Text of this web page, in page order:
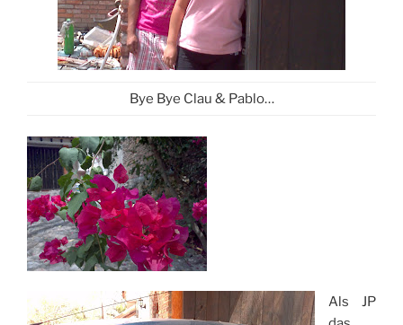
Bye Bye Clau & Pablo…
Als JP